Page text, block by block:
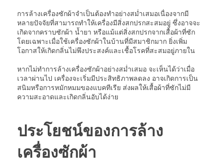
การล้างเครื่องซักผ้าจำเป็นต้องทำอย่างสม่ำเสมอเนื่องจากมี
หลายปัจจัยที่สามารถทำให้เครื่องมีสิ่งสกปรกสะสมอยู่ ซึ่งอาจจะ
เกิดจากคราบซักผ้า น้ำยา หรือแม้แต่สิ่งสกปรกจากเสื้อผ้าที่ซัก
โดยเฉพาะเมื่อใช้เครื่องซักผ้าในบ้านที่มีสมาชิกมาก ยิ่งเพิ่ม
โอกาสให้เกิดกลิ่นไม่พึงประสงค์และเชื้อโรคที่สะสมอยู่ภายใน
หากไม่ทำการล้างเครื่องซักผ้าอย่างสม่ำเสมอ จะเห็นได้ว่าเมื่อ
เวลาผ่านไป เครื่องจะเริ่มมีประสิทธิภาพลดลง อาจเกิดการเป็น
สนิมหรือการหมักหมมของแบคทีเรีย ส่งผลให้เสื้อผ้าที่ซักไม่มี
ความสะอาดและเกิดกลิ่นอับได้ง่าย
ประโยชน์ของการล้าง
เครื่องซักผ้า